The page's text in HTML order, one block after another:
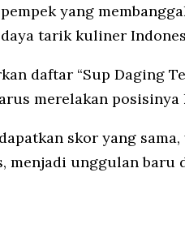
yang
tarik kuliner
daftar “Sup Daging
merelakan posisinya
skor yang
menjadi unggulan baru